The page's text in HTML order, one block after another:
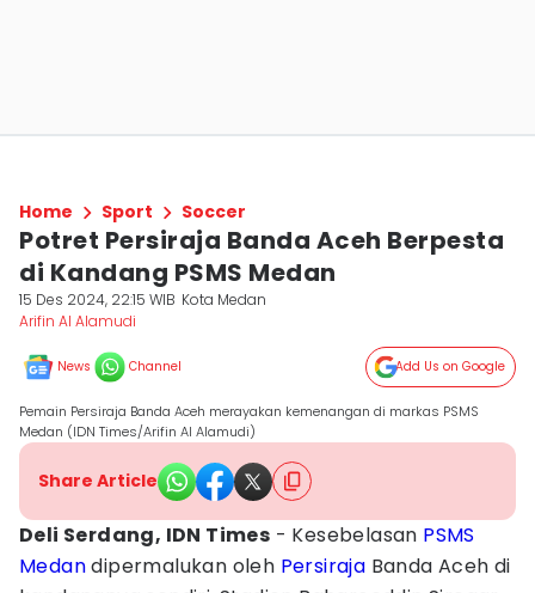
Home Sport Soccer
Potret Persiraja Banda Aceh Berpesta
di Kandang PSMS Medan
15 Des 2024, 22:15 WIB Kota Medan
Arifin Al Alamudi
News Channel Add Us on Google
Pemain Persiraja Banda Aceh merayakan kemenangan di markas PSMS
Medan (IDN Times/Arifin Al Alamudi)
Share Article
Deli Serdang, IDN Times - Kesebelasan PSMS
Medandipermalukan oleh Persiraja Banda Aceh di